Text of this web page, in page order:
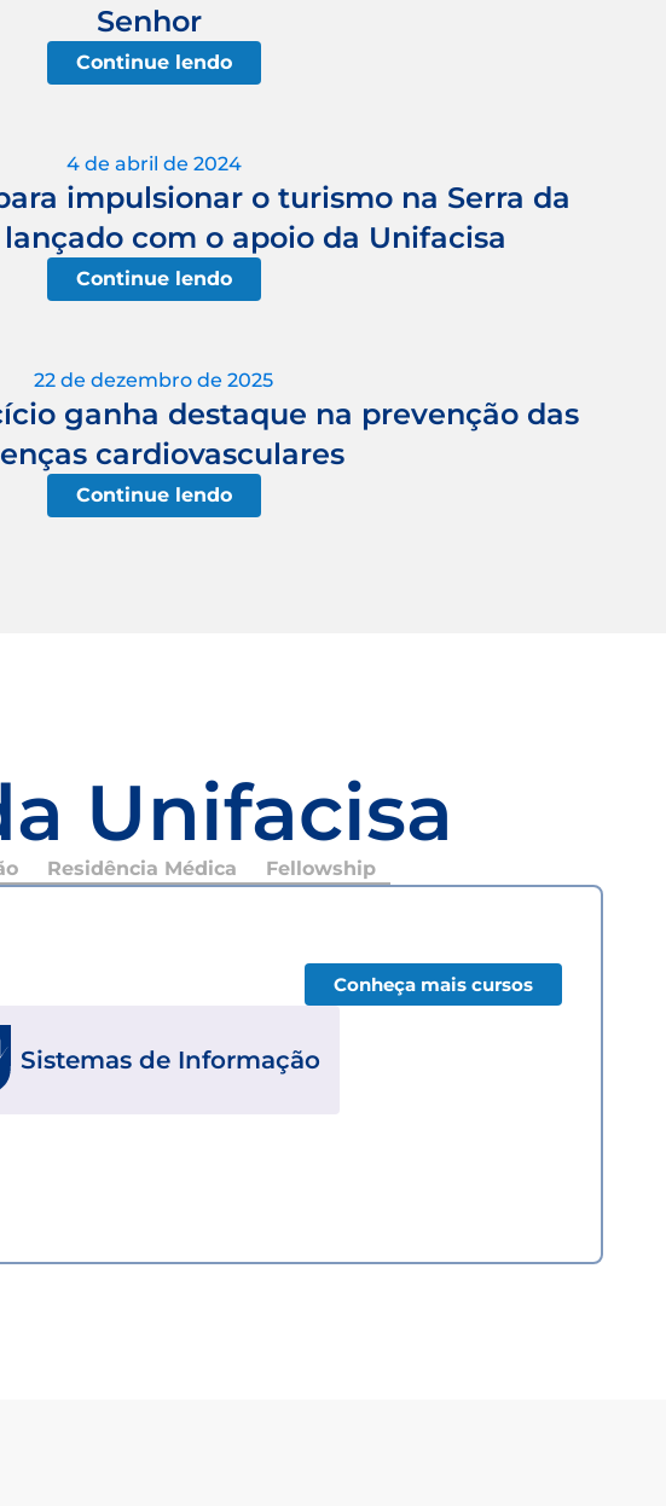
Senhor
Continue lendo
4 de abril de 2024
impulsionar o turismo na Serra da
com o apoio da Unifacisa
Continue lendo
22 de dezembro de 2025
ganha destaque na prevenção das
cardiovasculares
Continue lendo
Unifacisa
Residência Médica Fellowship
Conheça mais cursos
Sistemas de Informação